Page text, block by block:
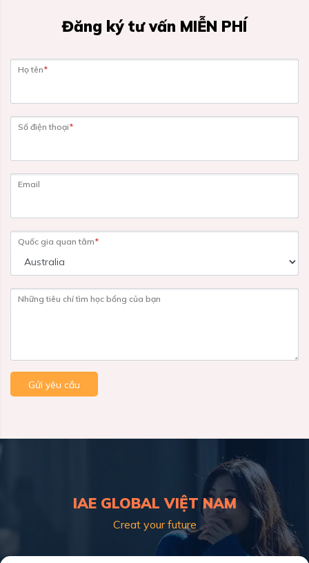
Đăng ký tư vấn MIỄN PHÍ
Họ tên*
Số điện thoại*
Email
Quốc gia quan tâm*
Những tiêu chí tìm học bổng của bạn
Gửi yêu cầu
IAE GLOBAL VIỆT NAM
Creat your future